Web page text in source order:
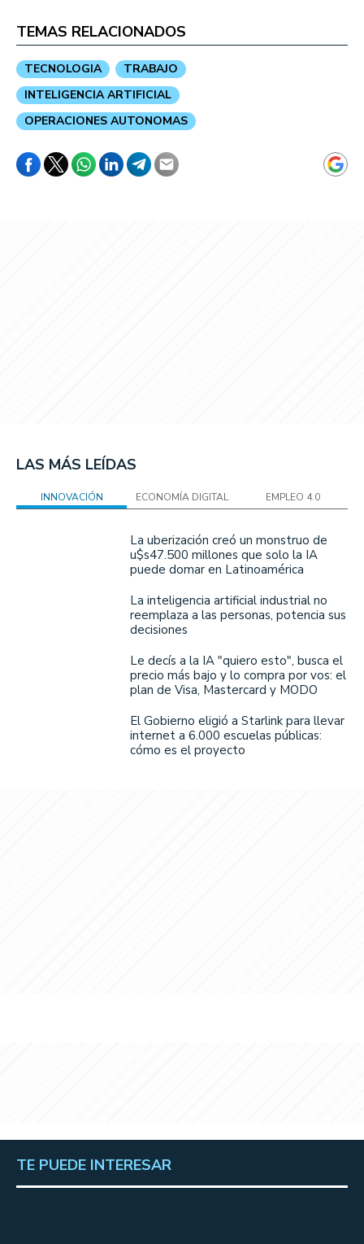
TEMAS RELACIONADOS
TECNOLOGIA
TRABAJO
INTELIGENCIA ARTIFICIAL
OPERACIONES AUTONOMAS
LAS MÁS LEÍDAS
INNOVACIÓN ECONOMÍA DIGITAL EMPLEO 4.0
La uberización creó un monstruo de
u$s47.500 millones que solo la IA
puede domar en Latinoamérica
La inteligencia artificial industrial no
reemplaza a las personas, potencia sus
decisiones
Le decís a la IA "quiero esto", busca el
precio más bajo y lo compra por vos: el
plan de Visa, Mastercard y MODO
El Gobierno eligió a Starlink para llevar
internet a 6.000 escuelas públicas:
cómo es el proyecto
TE PUEDE INTERESAR